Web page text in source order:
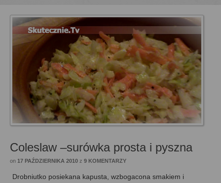
Coleslaw –surówka prosta i pyszna
on 17 PAŹDZIERNIKA 2010 z 9 KOMENTARZY
Drobniutko posiekana kapusta, wzbogacona smakiem i